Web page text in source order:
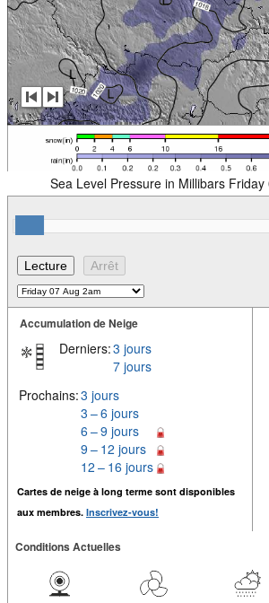
Sea Level Pressure in Millibars Friday
Accumulation de Neige
Derniers:3 jours
7 jours
Prochains:3 jours
3 – 6 jours
6 – 9 jours
9 – 12 jours
12 – 16 jours
Cartes de neige à long terme sont disponibles
aux membres. Inscrivez-vous!
Conditions Actuelles